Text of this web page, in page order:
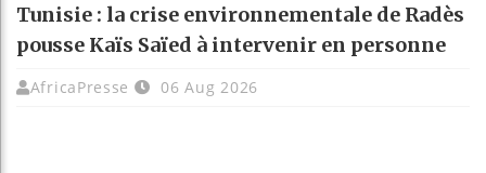
Tunisie : la crise environnementale de Radès
pousse Kaïs Saïed à intervenir en personne
AfricaPresse 06 Aug 2026